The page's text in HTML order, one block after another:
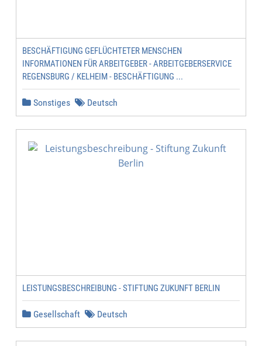
BESCHÄFTIGUNG GEFLÜCHTETER MENSCHEN
INFORMATIONEN FÜR ARBEITGEBER - ARBEITGEBERSERVICE
REGENSBURG / KELHEIM - BESCHÄFTIGUNG ...
Sonstiges Deutsch
LEISTUNGSBESCHREIBUNG - STIFTUNG ZUKUNFT BERLIN
Gesellschaft Deutsch